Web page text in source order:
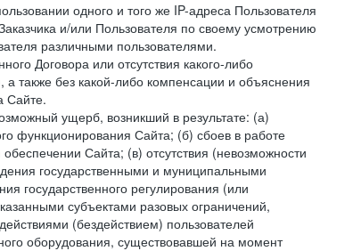
одного и того же IP-адреса Пользователя
и/или Пользователя по своему усмотрению
различными пользователями.
Договора или отсутствия какого-либо
также без какой-либо компенсации и объяснения
Сайте.
ущерб, возникший в результате: (а)
функционирования Сайта; (б) сбоев в работе
Сайта; (в) отсутствия (невозможности
государственными и муниципальными
государственного регулирования (или
субъектами разовых ограничений,
(бездействием) пользователей
оборудования, существовавшей на момент